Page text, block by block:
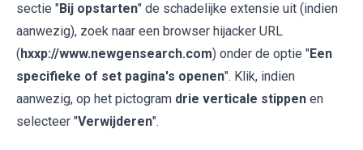
sectie "Bij opstarten" de schadelijke extensie uit (indien
aanwezig), zoek naar een browser hijacker URL
( hxxp://www.newgensearch.com) onder de optie "Een
specifieke of set pagina's openen". Klik, indien
aanwezig, op het pictogram drie verticale stippen en
selecteer "Verwijderen".